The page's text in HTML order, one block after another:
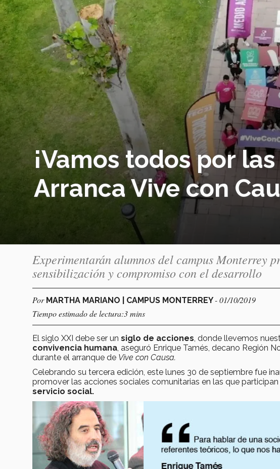
¡Vamos todos por
Arranca Vive con
Experimentarán alumnos del campus Monterrey
sensibilización y compromiso con el desarrollo
Por MARTHA MARIANO | CAMPUS MONTERREY- 01/10/2019
Tiempo estimado de lectura:3 mins
El siglo XXI debe ser un siglo de acciones , donde llevemos
convivencia humana , aseguró Enrique Tamés, decano Región
durante el arranque de Vive con Causa.
Celebrando su tercera edición, este lunes 30 de septiembre fue
promover las acciones sociales comunitarias en las que
servicio social.